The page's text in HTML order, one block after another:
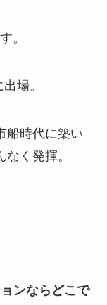
。
出場。
船時代に築い
なく発揮。
ンならどこで